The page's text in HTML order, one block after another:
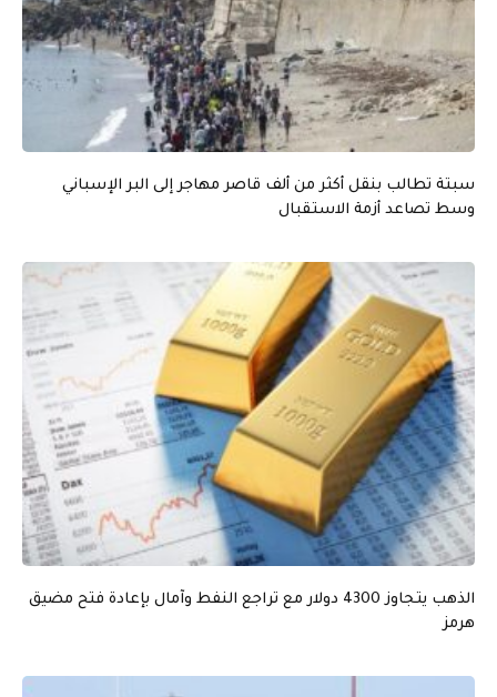
سبتة تطالب بنقل أكثر من ألف قاصر مهاجر إلى البر الإسباني
وسط تصاعد أزمة الاستقبال
الذهب يتجاوز 4300 دولار مع تراجع النفط وآمال بإعادة فتح مضيق
هرمز